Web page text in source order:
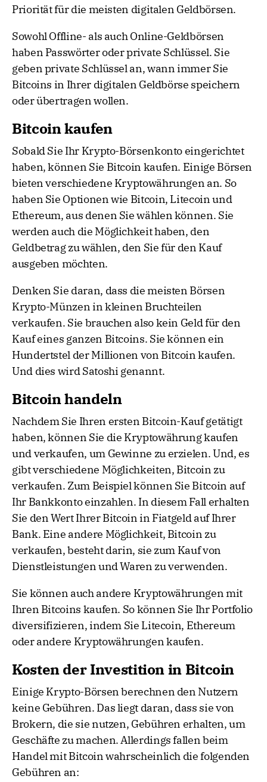
Priorität für die meisten digitalen Geldbörsen.
Sowohl Offline- als auch Online-Geldbörsen
haben Passwörter oder private Schlüssel. Sie
geben private Schlüssel an, wann immer Sie
Bitcoins in Ihrer digitalen Geldbörse speichern
oder übertragen wollen.
Bitcoin kaufen
Sobald Sie Ihr Krypto-Börsenkonto eingerichtet
haben, können Sie Bitcoin kaufen. Einige Börsen
bieten verschiedene Kryptowährungen an. So
haben Sie Optionen wie Bitcoin, Litecoin und
Ethereum, aus denen Sie wählen können. Sie
werden auch die Möglichkeit haben, den
Geldbetrag zu wählen, den Sie für den Kauf
ausgeben möchten.
Denken Sie daran, dass die meisten Börsen
Krypto-Münzen in kleinen Bruchteilen
verkaufen. Sie brauchen also kein Geld für den
Kauf eines ganzen Bitcoins. Sie können ein
Hundertstel der Millionen von Bitcoin kaufen.
Und dies wird Satoshi genannt.
Bitcoin handeln
Nachdem Sie Ihren ersten Bitcoin-Kauf getätigt
haben, können Sie die Kryptowährung kaufen
und verkaufen, um Gewinne zu erzielen. Und, es
gibt verschiedene Möglichkeiten, Bitcoin zu
verkaufen. Zum Beispiel können Sie Bitcoin auf
Ihr Bankkonto einzahlen. In diesem Fall erhalten
Sie den Wert Ihrer Bitcoin in Fiatgeld auf Ihrer
Bank. Eine andere Möglichkeit, Bitcoin zu
verkaufen, besteht darin, sie zum Kauf von
Dienstleistungen und Waren zu verwenden.
Sie können auch andere Kryptowährungen mit
Ihren Bitcoins kaufen. So können Sie Ihr Portfolio
diversifizieren, indem Sie Litecoin, Ethereum
oder andere Kryptowährungen kaufen.
Kosten der Investition in Bitcoin
Einige Krypto-Börsen berechnen den Nutzern
keine Gebühren. Das liegt daran, dass sie von
Brokern, die sie nutzen, Gebühren erhalten, um
Geschäfte zu machen. Allerdings fallen beim
Handel mit Bitcoin wahrscheinlich die folgenden
Gebühren an: